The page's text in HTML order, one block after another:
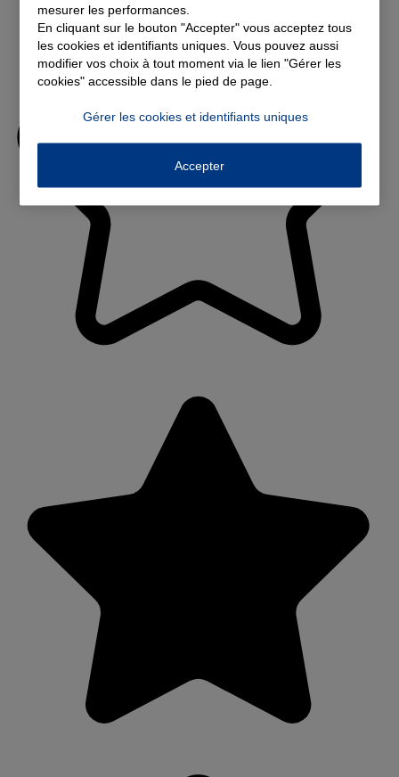
mesurer les performances.
En cliquant sur le bouton "Accepter" vous acceptez tous
les cookies et identifiants uniques. Vous pouvez aussi
modifier vos choix à tout moment via le lien "Gérer les
cookies" accessible dans le pied de page.
Gérer les cookies et identifiants uniques
Accepter